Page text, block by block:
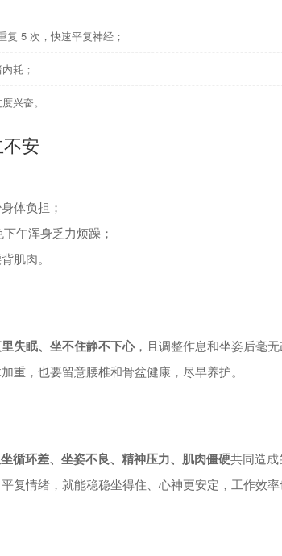
5 次，快速平复神经；
耗；
兴奋。
安
体负担；
午浑身乏力烦躁；
肌肉。
失眠、坐不住静不下心，且调整作息和坐姿后毫
重，也要留意腰椎和骨盆健康，尽早养护。
循环差、坐姿不良、精神压力、肌肉僵硬共同造
复情绪，就能稳稳坐得住、心神更安定，工作效率